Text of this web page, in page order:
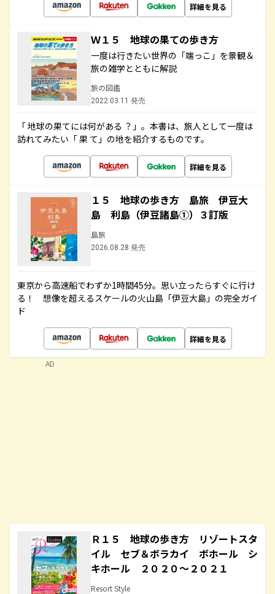
詳細を見る
Ｗ１５ 地球の果ての歩き方
一度は行きたい世界の「端っこ」を景観＆
旅の雑学とともに解説
旅の図鑑
2022.03.11 発売
「 地球の果てには何がある ？」。本書は、旅人として一度は
訪れてみたい「 果 て」の地を紹介するものです。
詳細を見る
１５ 地球の歩き方 島旅 伊豆大
島 利島（伊豆諸島①）３訂版
島旅
2026.08.28 発売
東京から高速船でわずか1時間45分。思い立ったらすぐに行け
る！ 想像を超えるスケールの火山島「伊豆大島」の完全ガイ
ド
詳細を見る
Ｒ１５ 地球の歩き方 リゾートスタ
イル セブ＆ボラカイ ボホール シ
キホール ２０２０～２０２１
Resort Style
AD